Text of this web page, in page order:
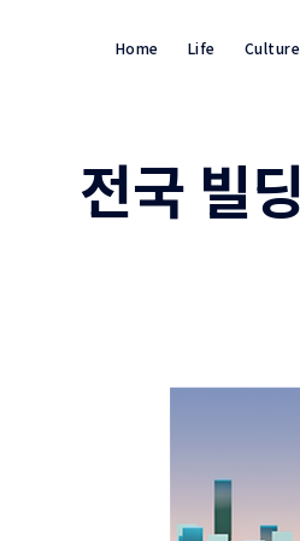
Home Life Culture
전국 빌